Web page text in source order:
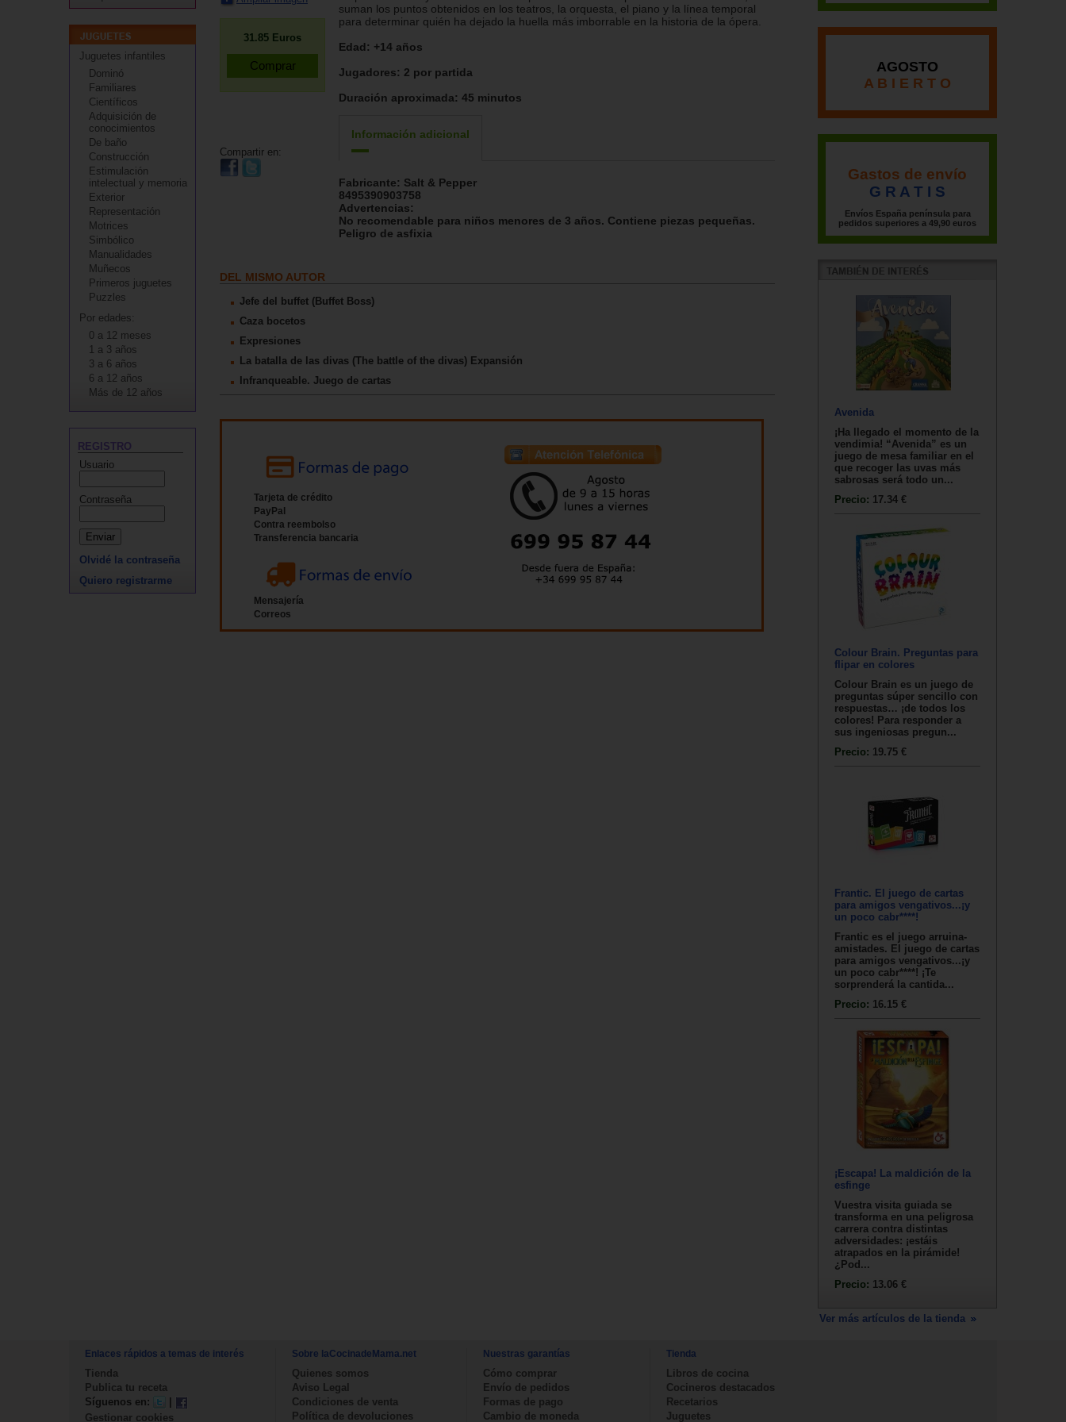
Juguetes infantiles
Dominó
Familiares
Científicos
Adquisición de
conocimientos
De baño
Construcción
Estimulación
intelectual y memoria
Exterior
Representación
Motrices
Simbólico
Manualidades
Muñecos
Primeros juguetes
Puzzles
Por edades:
0 a 12 meses
1 a 3 años
3 a 6 años
6 a 12 años
Más de 12 años
REGISTRO
Usuario
Contraseña
Olvidé la contraseña
Quiero registrarme
31.85 Euros
Compartir en:
suman los puntos obtenidos en los teatros, la orquesta, el piano y la línea temporal
para determinar quién ha dejado la huella más imborrable en la historia de la ópera.
Edad: +14 años
Jugadores: 2 por partida
Duración aproximada: 45 minutos
Información adicional
Fabricante: Salt & Pepper
8495390903758
Advertencias:
No recomendable para niños menores de 3 años. Contiene piezas pequeñas.
Peligro de asfixia
DEL MISMO AUTOR
Jefe del buffet (Buffet Boss)
Caza bocetos
Expresiones
La batalla de las divas (The battle of the divas) Expansión
Infranqueable. Juego de cartas
Tarjeta de crédito
PayPal
Contra reembolso
Transferencia bancaria
Mensajería
Correos
AGOSTO
A B I E R T O
Gastos de envío
G R A T I S
Envíos España península para
pedidos superiores a 49,90 euros
Avenida
¡Ha llegado el momento de la
vendimia! “Avenida” es un
juego de mesa familiar en el
que recoger las uvas más
sabrosas será todo un...
Precio: 17.34 €
Colour Brain. Preguntas para
flipar en colores
Colour Brain es un juego de
preguntas súper sencillo con
respuestas… ¡de todos los
colores! Para responder a
sus ingeniosas pregun...
Precio: 19.75 €
Frantic. El juego de cartas
para amigos vengativos...¡y
un poco cabr****!
Frantic es el juego arruina-
amistades. El juego de cartas
para amigos vengativos...¡y
un poco cabr****! ¡Te
sorprenderá la cantida...
Precio: 16.15 €
¡Escapa! La maldición de la
esfinge
Vuestra visita guiada se
transforma en una peligrosa
carrera contra distintas
adversidades: ¡estáis
atrapados en la pirámide!
¿Pod...
Precio: 13.06 €
Ver más artículos de la tienda
Enlaces rápidos a temas de interés
Tienda
Publica tu receta
Síguenos en:
Gestionar cookies
Sobre laCocinadeMama.net
Quienes somos
Aviso Legal
Condiciones de venta
Política de devoluciones
Nuestras garantías
Cómo comprar
Envío de pedidos
Formas de pago
Cambio de moneda
Tienda
Libros de cocina
Cocineros destacados
Recetarios
Juguetes